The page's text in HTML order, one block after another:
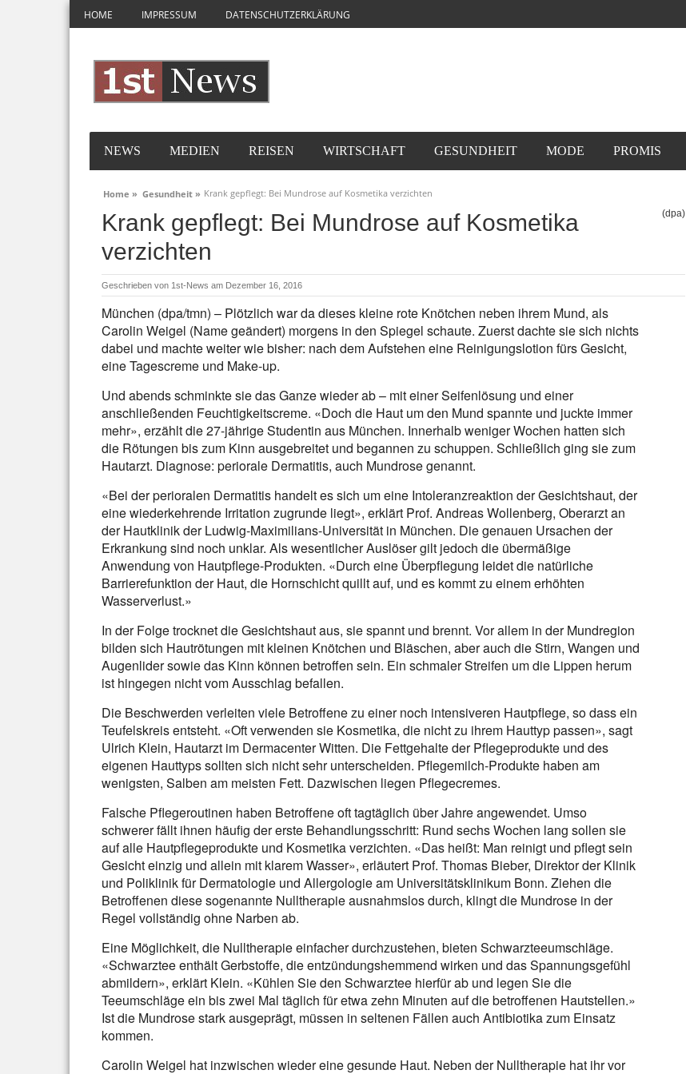
HOME IMPRESSUM DATENSCHUTZERKLÄRUNG
NEWS MEDIEN REISEN WIRTSCHAFT GESUNDHEIT MODE PROMIS
Home » Gesundheit » Krank gepflegt: Bei Mundrose auf Kosmetika verzichten
Krank gepflegt: Bei Mundrose auf Kosmetika
verzichten
(dpa)
Geschrieben von 1st-News am Dezember 16, 2016
München (dpa/tmn) – Plötzlich war da dieses kleine rote Knötchen neben ihrem Mund, als
Carolin Weigel (Name geändert) morgens in den Spiegel schaute. Zuerst dachte sie sich nichts
dabei und machte weiter wie bisher: nach dem Aufstehen eine Reinigungslotion fürs Gesicht,
eine Tagescreme und Make-up.
Und abends schminkte sie das Ganze wieder ab – mit einer Seifenlösung und einer
anschließenden Feuchtigkeitscreme. «Doch die Haut um den Mund spannte und juckte immer
mehr», erzählt die 27-jährige Studentin aus München. Innerhalb weniger Wochen hatten sich
die Rötungen bis zum Kinn ausgebreitet und begannen zu schuppen. Schließlich ging sie zum
Hautarzt. Diagnose: periorale Dermatitis, auch Mundrose genannt.
«Bei der perioralen Dermatitis handelt es sich um eine Intoleranzreaktion der Gesichtshaut, der
eine wiederkehrende Irritation zugrunde liegt», erklärt Prof. Andreas Wollenberg, Oberarzt an
der Hautklinik der Ludwig-Maximilians-Universität in München. Die genauen Ursachen der
Erkrankung sind noch unklar. Als wesentlicher Auslöser gilt jedoch die übermäßige
Anwendung von Hautpflege-Produkten. «Durch eine Überpflegung leidet die natürliche
Barrierefunktion der Haut, die Hornschicht quillt auf, und es kommt zu einem erhöhten
Wasserverlust.»
In der Folge trocknet die Gesichtshaut aus, sie spannt und brennt. Vor allem in der Mundregion
bilden sich Hautrötungen mit kleinen Knötchen und Bläschen, aber auch die Stirn, Wangen und
Augenlider sowie das Kinn können betroffen sein. Ein schmaler Streifen um die Lippen herum
ist hingegen nicht vom Ausschlag befallen.
Die Beschwerden verleiten viele Betroffene zu einer noch intensiveren Hautpflege, so dass ein
Teufelskreis entsteht. «Oft verwenden sie Kosmetika, die nicht zu ihrem Hauttyp passen», sagt
Ulrich Klein, Hautarzt im Dermacenter Witten. Die Fettgehalte der Pflegeprodukte und des
eigenen Hauttyps sollten sich nicht sehr unterscheiden. Pflegemilch-Produkte haben am
wenigsten, Salben am meisten Fett. Dazwischen liegen Pflegecremes.
Falsche Pflegeroutinen haben Betroffene oft tagtäglich über Jahre angewendet. Umso
schwerer fällt ihnen häufig der erste Behandlungsschritt: Rund sechs Wochen lang sollen sie
auf alle Hautpflegeprodukte und Kosmetika verzichten. «Das heißt: Man reinigt und pflegt sein
Gesicht einzig und allein mit klarem Wasser», erläutert Prof. Thomas Bieber, Direktor der Klinik
und Poliklinik für Dermatologie und Allergologie am Universitätsklinikum Bonn. Ziehen die
Betroffenen diese sogenannte Nulltherapie ausnahmslos durch, klingt die Mundrose in der
Regel vollständig ohne Narben ab.
Eine Möglichkeit, die Nulltherapie einfacher durchzustehen, bieten Schwarzteeumschläge.
«Schwarztee enthält Gerbstoffe, die entzündungshemmend wirken und das Spannungsgefühl
abmildern», erklärt Klein. «Kühlen Sie den Schwarztee hierfür ab und legen Sie die
Teeumschläge ein bis zwei Mal täglich für etwa zehn Minuten auf die betroffenen Hautstellen.»
Ist die Mundrose stark ausgeprägt, müssen in seltenen Fällen auch Antibiotika zum Einsatz
kommen.
Carolin Weigel hat inzwischen wieder eine gesunde Haut. Neben der Nulltherapie hat ihr vor